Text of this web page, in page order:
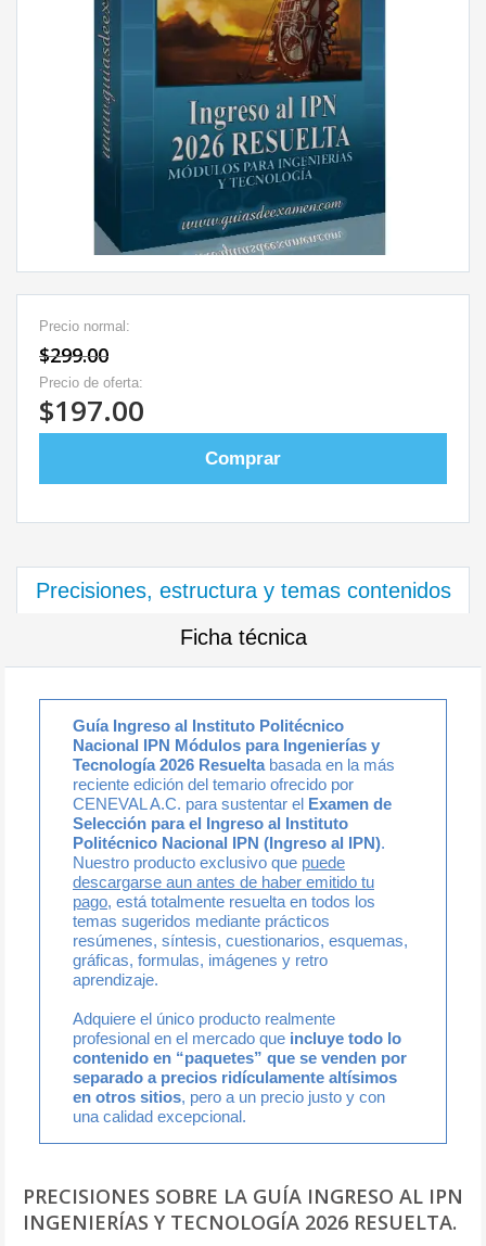
Precio normal:
$299.00
Precio de oferta:
$197.00
Comprar
Precisiones, estructura y temas contenidos
Ficha técnica
Guía Ingreso al Instituto Politécnico
Nacional IPN Módulos para Ingenierías y
Tecnología 2026 Resueltabasada en la más
reciente edición del temario ofrecido por
CENEVAL A.C. para sustentar el Examen de
Selección para el Ingreso al Instituto
Politécnico Nacional IPN (Ingreso al IPN).
Nuestro producto exclusivo que puede
descargarse aun antes de haber emitido tu
pago, está totalmente resuelta en todos los
temas sugeridos mediante prácticos
resúmenes, síntesis, cuestionarios, esquemas,
gráficas, formulas, imágenes y retro
aprendizaje.
Adquiere el único producto realmente
profesional en el mercado que incluye todo lo
contenido en “paquetes” que se venden por
separado a precios ridículamente altísimos
en otros sitios, pero a un precio justo y con
una calidad excepcional.
PRECISIONES SOBRE LA GUÍA INGRESO AL IPN
INGENIERÍAS Y TECNOLOGÍA 2026 RESUELTA.